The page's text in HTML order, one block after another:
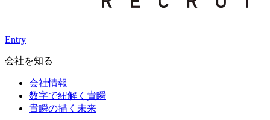
Entry
会社を知る
会社情報
数字で紐解く貴瞬
貴瞬の描く未来